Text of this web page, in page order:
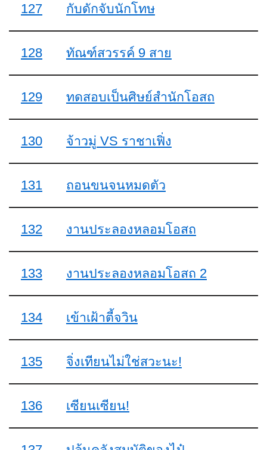
127 กับดักจับนักโทษ
128 ทัณฑ์สวรรค์ 9 สาย
129 ทดสอบเป็นศิษย์สำนักโอสถ
130 จ้าวมู่ VS ราชาเฟิ่ง
131 ถอนขนจนหมดตัว
132 งานประลองหลอมโอสถ
133 งานประลองหลอมโอสถ 2
134 เข้าเฝ้าตี้จวิน
135 จิ่งเทียนไม่ใช่สวะนะ!
136 เซียนเซียน!